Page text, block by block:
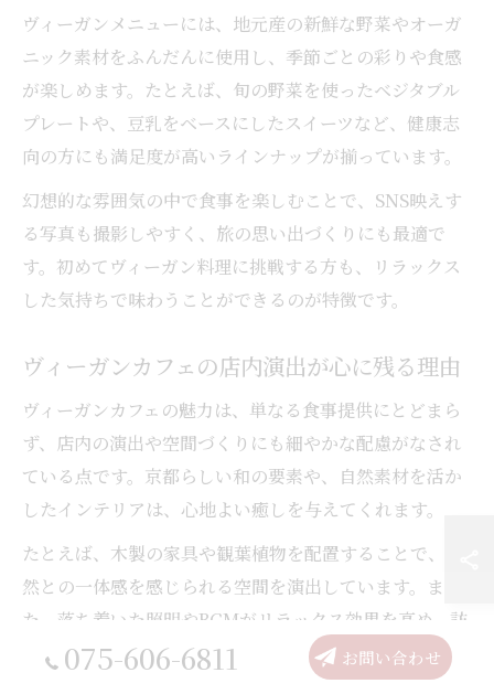
ヴィーガンメニューには、地元産の新鮮な野菜やオーガ
ニック素材をふんだんに使用し、季節ごとの彩りや食感
が楽しめます。たとえば、旬の野菜を使ったベジタブル
プレートや、豆乳をベースにしたスイーツなど、健康志
向の方にも満足度が高いラインナップが揃っています。
幻想的な雰囲気の中で食事を楽しむことで、SNS映えす
る写真も撮影しやすく、旅の思い出づくりにも最適で
す。初めてヴィーガン料理に挑戦する方も、リラックス
した気持ちで味わうことができるのが特徴です。
ヴィーガンカフェの店内演出が心に残る理由
ヴィーガンカフェの魅力は、単なる食事提供にとどまら
ず、店内の演出や空間づくりにも細やかな配慮がなされ
ている点です。京都らしい和の要素や、自然素材を活か
したインテリアは、心地よい癒しを与えてくれます。
たとえば、木製の家具や観葉植物を配置することで、自
然との一体感を感じられる空間を演出しています。ま
た、落ち着いた照明やBGMがリラックス効果を高め、訪
れる人の五感をやさしく刺激します。
075-606-6811 お問い合わせ